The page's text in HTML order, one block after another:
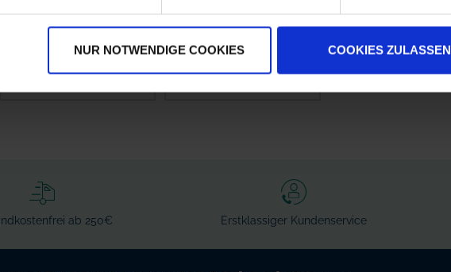
NUR NOTWENDIGE COOKIES COOKIES ZULASSEN
Spritzenschlauch
Innen-Ø 8 mm
4,51 € / St
Meter
zzgl. MwSt.
18,34 € / St
ab 250€ Erstklassiger Kundenservice